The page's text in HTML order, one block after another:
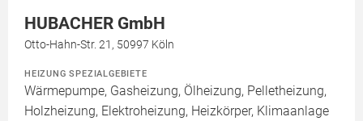
HUBACHER GmbH
Otto-Hahn-Str. 21, 50997 Köln
HEIZUNG SPEZIALGEBIETE
Wärmepumpe, Gasheizung, Ölheizung, Pelletheizung,
Holzheizung, Elektroheizung, Heizkörper, Klimaanlage